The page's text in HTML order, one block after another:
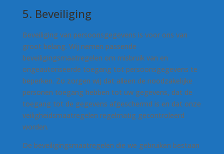
5. Beveiliging
Beveiliging van persoonsgegevens is voor ons van
groot belang. Wij nemen passende
beveiligingsmaatregelen om misbruik van en
ongeautoriseerde toegang tot persoonsgegevens te
beperken. Zo zorgen wij dat alleen de noodzakelijke
personen toegang hebben tot uw gegevens, dat de
toegang tot de gegevens afgeschermd is en dat onze
veiligheidsmaatregelen regelmatig gecontroleerd
worden.
De beveiligingsmaatregelen die we gebruiken bestaan